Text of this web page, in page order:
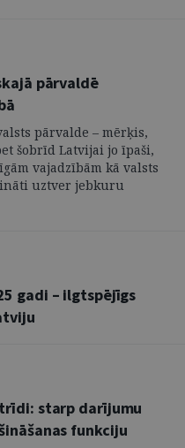
pārvaldē
pārvalde – mērķis,
šobrīd Latvijai jo īpaši,
vajadzībām kā valsts
uztver jebkuru
gadi – ilgtspējīgs
starp darījumu
funkciju